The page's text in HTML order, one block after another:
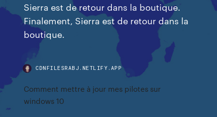
Sierra est de retour dans la boutique.
Finalement, Sierra est de retour dans la
boutique.
CDNFILESRABJ.NETLIFY.APP
Comment mettre à jour mes pilotes sur
windows 10